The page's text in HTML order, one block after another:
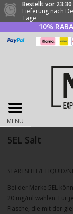
Bestellt vor
Lieferung nach
Tage
10%
MENU
5EL Salt
STARTSEITE/E LIQUID/
Bei der Marke 5EL
20 mg/ml wählen. Für
Flasche, die mit der